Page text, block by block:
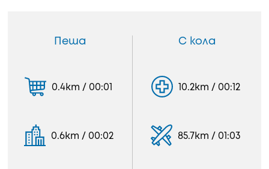
Пеша
0.4km / 00:01
0.6km / 00:02
С кола
10.2km / 00:12
85.7km / 01:03